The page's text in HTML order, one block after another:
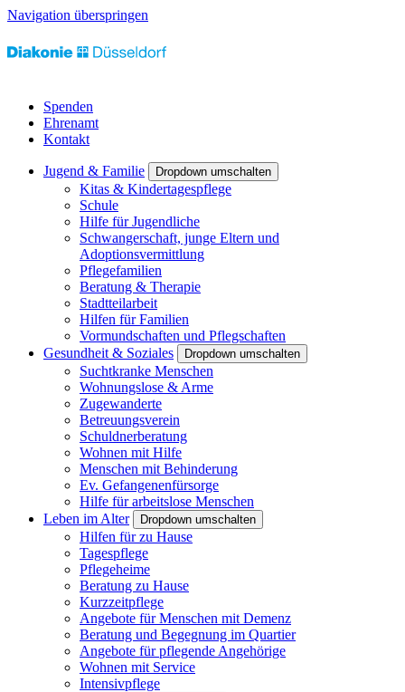
Navigation überspringen
Spenden
Ehrenamt
Kontakt
Jugend & Familie Dropdown umschalten
Kitas & Kindertagespflege
Schule
Hilfe für Jugendliche
Schwangerschaft, junge Eltern und
Adoptionsvermittlung
Pflegefamilien
Beratung & Therapie
Stadtteilarbeit
Hilfen für Familien
Vormundschaften und Pflegschaften
Gesundheit & Soziales
Dropdown umschalten
Suchtkranke Menschen
Wohnungslose & Arme
Zugewanderte
Betreuungsverein
Schuldnerberatung
Wohnen mit Hilfe
Menschen mit Behinderung
Ev. Gefangenenfürsorge
Hilfe für arbeitslose Menschen
Leben im Alter
Dropdown umschalten
Hilfen für zu Hause
Tagespflege
Pflegeheime
Beratung zu Hause
Kurzzeitpflege
Angebote für Menschen mit Demenz
Beratung und Begegnung im Quartier
Angebote für pflegende Angehörige
Wohnen mit Service
Intensivpflege